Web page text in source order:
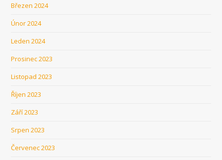
Březen 2024
Únor 2024
Leden 2024
Prosinec 2023
Listopad 2023
Říjen 2023
Září 2023
Srpen 2023
Červenec 2023